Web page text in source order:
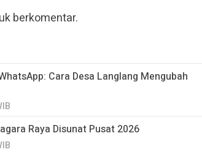
berkomentar.
Cara Desa Langlang Mengubah
Raya Disunat Pusat 2026